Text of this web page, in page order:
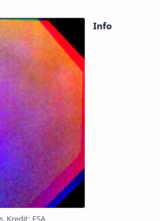
Kredit: ESA
Info